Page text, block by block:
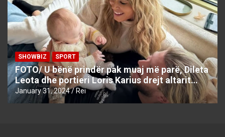
SHOWBIZ SPORT
FOTO/ U bënë prindër pak muaj më parë, Dileta
Leota dhe portieri Loris Karius drejt altarit…
January 31, 2024 Rei